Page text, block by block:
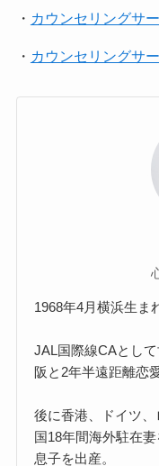
・ カウンセリングサ
・ カウンセリングサ
1968年4月横浜生ま
JAL国際線CAとし
阪と2年半遠距離恋
後に香港、ドイツ
国18年間海外駐在
息子を出産。